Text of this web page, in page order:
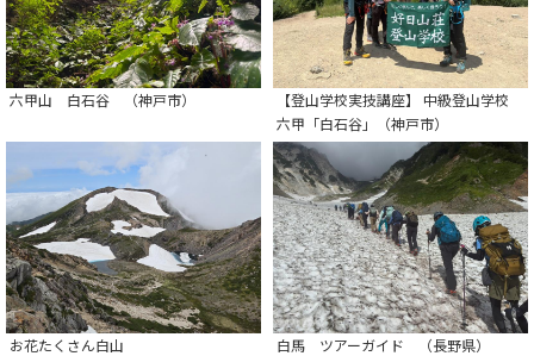
六甲山 白石谷 （神戸市）
【登山学校実技講座】 中級登山学校
六甲「白石谷」（神戸市）
お花たくさん白山 白馬 ツアーガイド （長野県）